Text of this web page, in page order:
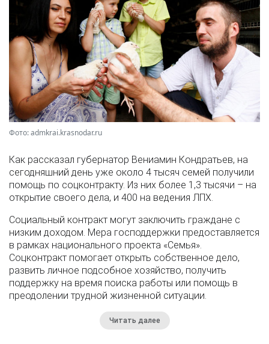
Фото: admkrai.krasnodar.ru
Как рассказал губернатор Вениамин Кондратьев, на
сегодняшний день уже около 4 тысяч семей получили
помощь по соцконтракту. Из них более 1,3 тысячи – на
открытие своего дела, и 400 на ведения ЛПХ.
Социальный контракт могут заключить граждане с
низким доходом. Мера господдержки предоставляется
в рамках национального проекта «Семья».
Соцконтракт помогает открыть собственное дело,
развить личное подсобное хозяйство, получить
поддержку на время поиска работы или помощь в
преодолении трудной жизненной ситуации.
Читать далее